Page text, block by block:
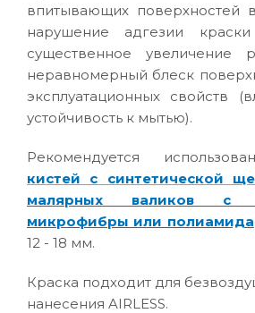
впитывающих поверхностей
нарушение адгезии
существенное увеличение
неравномерный блеск
эксплуатационных свойств
устойчивость к мытью).
Рекомендуется
кистей с синтетической
малярных валиков с
микрофибры или полиамида
12 - 18 мм.
Краска подходит для
нанесения AIRLESS.